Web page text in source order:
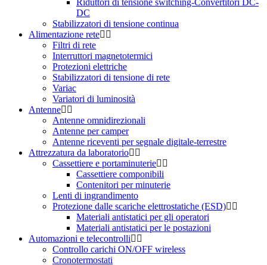
Riduttori di tensione switching-Convertitori DC-
DC
Stabilizzatori di tensione continua
Alimentazione rete
Filtri di rete
Interruttori magnetotermici
Protezioni elettriche
Stabilizzatori di tensione di rete
Variac
Variatori di luminosità
Antenne
Antenne omnidirezionali
Antenne per camper
Antenne riceventi per segnale digitale-terrestre
Attrezzatura da laboratorio
Cassettiere e portaminuterie
Cassettiere componibili
Contenitori per minuterie
Lenti di ingrandimento
Protezione dalle scariche elettrostatiche (ESD)
Materiali antistatici per gli operatori
Materiali antistatici per le postazioni
Automazioni e telecontrolli
Controllo carichi ON/OFF wireless
Cronotermostati